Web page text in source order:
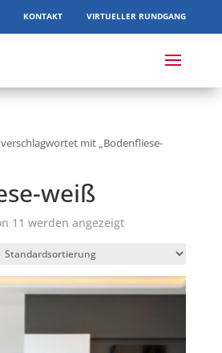
KONTAKT VIRTUELLER RUNDGANG
mit „Bodenfliese-
weiß
11 werden angezeigt